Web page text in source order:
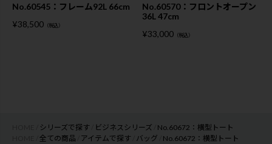
No.60545：フレーム92L 66cm
¥38,500 （税込）
No.60570：フロントオープン
36L 47cm
¥33,000 （税込）
シリーズで探す ビジネスシリーズ
No.60672：横型トート
全ての商品 アイテムで探す バッグ
No.60672：横型トート